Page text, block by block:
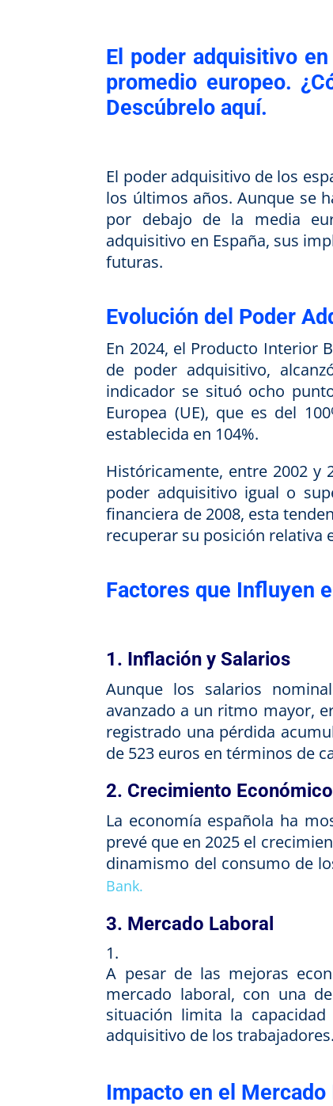
El poder adquisitivo
promedio europeo.
Descúbrelo aquí.
El poder adquisitivo de los
los últimos años. Aunque se
por debajo de la media
adquisitivo en España, sus
futuras.
Evolución del Poder
En 2024, el Producto Interior
de poder adquisitivo,
indicador se situó ocho
Europea (UE), que es del
establecida en 104%.
Históricamente, entre 2002 y
poder adquisitivo igual o
financiera de 2008, esta
recuperar su posición relativa
Factores que Influyen
1. Inflación y Salarios
Aunque los salarios
avanzado a un ritmo mayor,
registrado una pérdida
de 523 euros en términos de
2. Crecimiento Económico
La economía española ha
prevé que en 2025 el
dinamismo del consumo de
Bank.
3. Mercado Laboral
A pesar de las mejoras
mercado laboral, con una
situación limita la
adquisitivo de los trabajadores.
Impacto en el